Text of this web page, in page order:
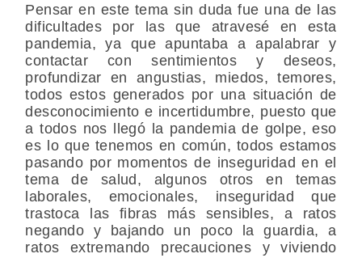
Pensar en este tema sin duda fue una de las
dificultades por las que atravesé en esta
pandemia, ya que apuntaba a apalabrar y
contactar con sentimientos y deseos,
profundizar en angustias, miedos, temores,
todos estos generados por una situación de
desconocimiento e incertidumbre, puesto que
a todos nos llegó la pandemia de golpe, eso
es lo que tenemos en común, todos estamos
pasando por momentos de inseguridad en el
tema de salud, algunos otros en temas
laborales, emocionales, inseguridad que
trastoca las fibras más sensibles, a ratos
negando y bajando un poco la guardia, a
ratos extremando precauciones y viviendo